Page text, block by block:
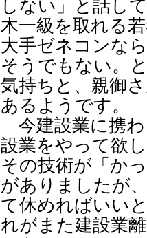
しない」と話し
木一級を取れる
大手ゼネコンな
そうでもない。
気持ちと、親御
あるようです。
今建設業に携
設業をやって欲
その技術が「か
がありましたが
て休めればいい
れがまた建設業